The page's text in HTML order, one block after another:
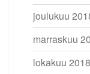
joulukuu
marraskuu
lokakuu 2018